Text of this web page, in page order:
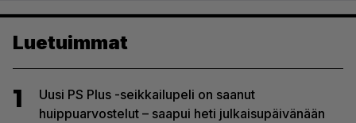
Luetuimmat
1
Uusi PS Plus -seikkailupeli on saanut
huippuarvostelut – saapui heti julkaisupäivänään